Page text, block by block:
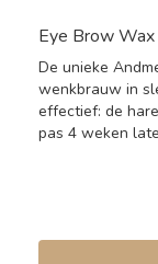
Eye Brow
De unieke
wenkbrauw in
effectief: de
pas 4 weken